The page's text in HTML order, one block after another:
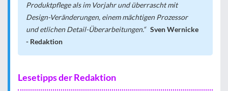
Produktpflege als im Vorjahr und überrascht mit
Design-Veränderungen, einem mächtigen Prozessor
und etlichen Detail-Überarbeitungen.
Sven Wernicke
- Redaktion
Lesetipps der Redaktion